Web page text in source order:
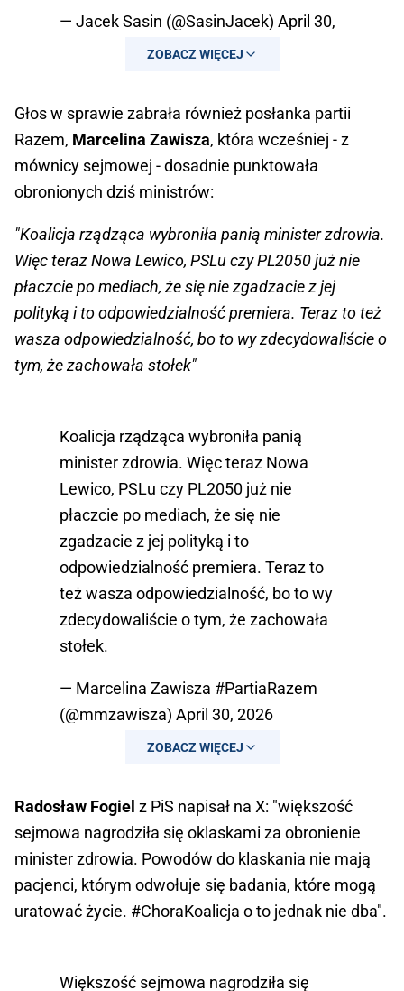
— Jacek Sasin (@SasinJacek) April 30,
ZOBACZ WIĘCEJ
Głos w sprawie zabrała również posłanka partii
Razem, Marcelina Zawisza, która wcześniej - z
mównicy sejmowej - dosadnie punktowała
obronionych dziś ministrów:
"Koalicja rządząca wybroniła panią minister zdrowia.
Więc teraz Nowa Lewico, PSLu czy PL2050 już nie
płaczcie po mediach, że się nie zgadzacie z jej
polityką i to odpowiedzialność premiera. Teraz to też
wasza odpowiedzialność, bo to wy zdecydowaliście o
tym, że zachowała stołek"
Koalicja rządząca wybroniła panią
minister zdrowia. Więc teraz Nowa
Lewico, PSLu czy PL2050 już nie
płaczcie po mediach, że się nie
zgadzacie z jej polityką i to
odpowiedzialność premiera. Teraz to
też wasza odpowiedzialność, bo to wy
zdecydowaliście o tym, że zachowała
stołek.
— Marcelina Zawisza #PartiaRazem
(@mmzawisza) April 30, 2026
ZOBACZ WIĘCEJ
Radosław Fogiel z PiS napisał na X: "większość
sejmowa nagrodziła się oklaskami za obronienie
minister zdrowia. Powodów do klaskania nie mają
pacjenci, którym odwołuje się badania, które mogą
uratować życie. #ChoraKoalicja o to jednak nie dba".
Większość sejmowa nagrodziła się